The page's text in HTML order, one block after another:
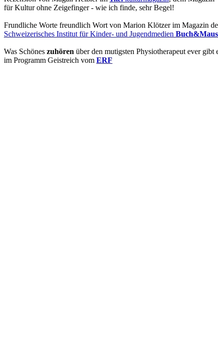
für Kultur ohne Zeigefinger - wie ich finde, sehr Begel!
Frundliche Worte freundlich Wort von Marion Klötzer im Magazin
Schweizerisches Institut für Kinder- und Jugendmedien Buch&Maus
Was Schönes zuhören über den mutigsten Physiotherapeut ever gibt
im Programm Geistreich vom ERF